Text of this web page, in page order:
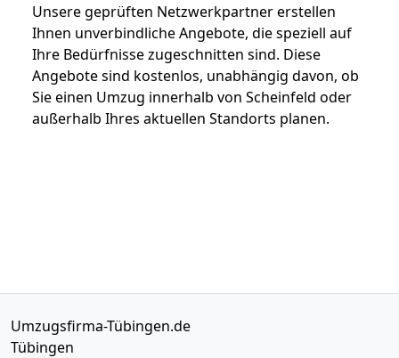
Unsere geprüften Netzwerkpartner erstellen
Ihnen unverbindliche Angebote, die speziell auf
Ihre Bedürfnisse zugeschnitten sind. Diese
Angebote sind kostenlos, unabhängig davon, ob
Sie einen Umzug innerhalb von Scheinfeld oder
außerhalb Ihres aktuellen Standorts planen.
Umzugsfirma-Tübingen.de
Tübingen